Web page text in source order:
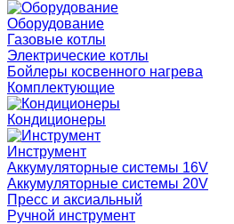
Оборудование
Газовые котлы
Электрические котлы
Бойлеры косвенного нагрева
Комплектующие
Кондиционеры
Инструмент
Аккумуляторные системы 16V
Аккумуляторные системы 20V
Пресс и аксиальный
Ручной инструмент